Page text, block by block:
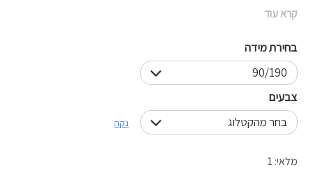
קרא עוד
בחירת מידה
צבעים
נקה
מלאי: 1